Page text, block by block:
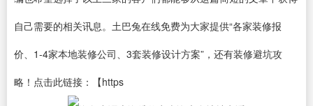
自己需要的相关讯息。土巴兔在线免费为大家提供“各家装修报
价、1-4家本地装修公司、3套装修设计方案”，还有装修避坑攻
略！点击此链接：【https